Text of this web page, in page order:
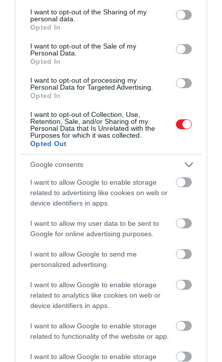
not limited to your visit or usage behaviour. You may click to
grant or deny consent to Google and its third-party tags to
use your data for below specified purposes in below Google
consent section.
I want to opt-out of the Sharing of my
personal data.
Opted In
I want to opt-out of the Sale of my
Personal Data.
Opted In
I want to opt-out of processing my
Personal Data for Targeted Advertising.
Opted In
I want to opt-out of Collection, Use,
Retention, Sale, and/or Sharing of my
Personal Data that Is Unrelated with the
Purposes for which it was collected.
Opted Out
Google consents
I want to allow Google to enable storage
related to advertising like cookies on web or
device identifiers in apps.
I want to allow my user data to be sent to
Google for online advertising purposes.
I want to allow Google to send me
personalized advertising.
I want to allow Google to enable storage
related to analytics like cookies on web or
device identifiers in apps.
I want to allow Google to enable storage
related to functionality of the website or app.
I want to allow Google to enable storage
A PayPal Holdings közleményben jelezte,
hogy az orosz-ukrán konfliktus miatt nem
Az egyik legnagyobb pénzügyi
cég nem kér az orosz…